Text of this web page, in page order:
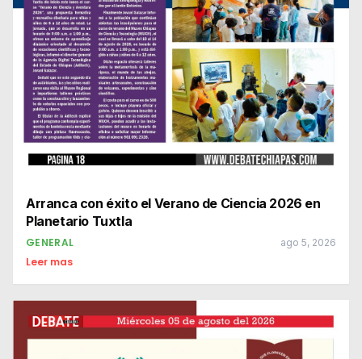
Arranca con éxito el Verano de Ciencia 2026 en
Planetario Tuxtla
GENERAL ago 5, 2026
Leer mas